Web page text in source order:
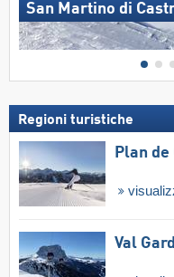
San Martino di
Regioni turistiche
Plan
Val